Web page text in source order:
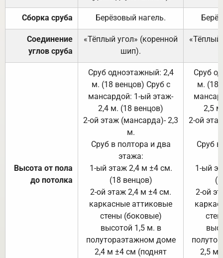
Сборка сруба Берёзовый нагель.
Соединение
углов сруба
«Тёплый угол» (коренной
шип).
«Тёплый
Высота от пола
до потолка
Сруб одноэтажный: 2,4
м. (18 венцов) Сруб с
мансардой: 1-ый этаж-
2,4 м. (18 венцов)
2-ой этаж (мансарда)- 2,3
м.
Сруб в полтора и два
этажа:
1-ый этаж 2,4 м ±4 см.
(18 венцов)
2-ой этаж 2,4 м ±4 см.
каркасные аттиковые
стены (боковые)
высотой 1,5 м. в
полутораэтажном доме
2,4 м ±4 см (поднят
Сруб
м. (18
2,5
2-ой
Сруб
1-ый
2-ой
2,5 м